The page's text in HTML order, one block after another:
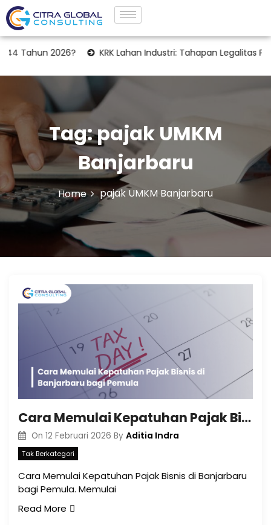
Tahun 2026? KRK Lahan Industri: Tahapan Legalitas
Tag:pajak UMKM
Banjarbaru
Home pajak UMKM Banjarbaru
Cara Memulai Kepatuhan Pajak Bisnis di Banjarbaru bagi Pemula
On 12 Februari 2026 By Aditia Indra
Tak Berkategori
Cara Memulai Kepatuhan Pajak Bisnis di Banjarbaru
bagi Pemula. Memulai
Read More